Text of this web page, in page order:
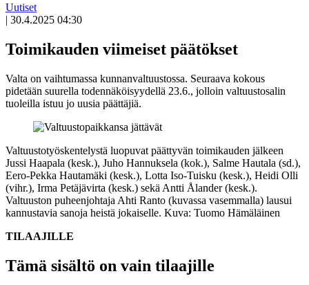
Uutiset
| 30.4.2025 04:30
Toimikauden viimeiset päätökset
Valta on vaihtumassa kunnanvaltuustossa. Seuraava kokous
pidetään suurella todennäköisyydellä 23.6., jolloin valtuustosalin
tuoleilla istuu jo uusia päättäjiä.
Valtuustotyöskentelystä luopuvat päättyvän toimikauden jälkeen
Jussi Haapala (kesk.), Juho Hannuksela (kok.), Salme Hautala (sd.),
Eero-Pekka Hautamäki (kesk.), Lotta Iso-Tuisku (kesk.), Heidi Olli
(vihr.), Irma Petäjävirta (kesk.) sekä Antti Ålander (kesk.).
Valtuuston puheenjohtaja Ahti Ranto (kuvassa vasemmalla) lausui
kannustavia sanoja heistä jokaiselle. Kuva: Tuomo Hämäläinen
TILAAJILLE
Tämä sisältö on vain tilaajille